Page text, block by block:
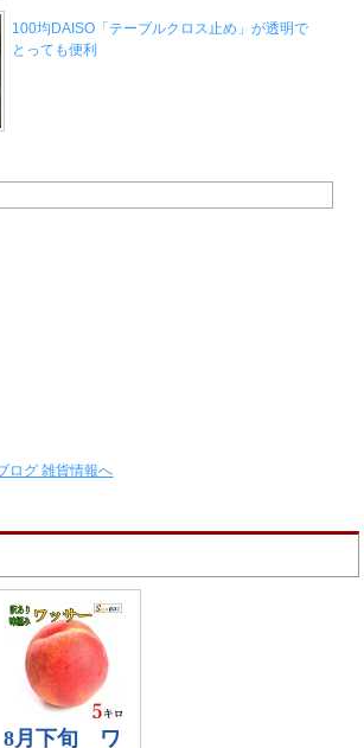
100均DAISO「テーブルクロス止め」が透明で
とっても便利